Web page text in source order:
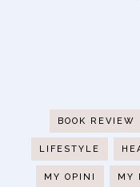
BOOK REVIEW
LIFESTYLE
MY
MY OPINI